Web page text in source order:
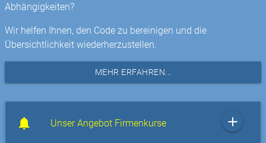
Abhängigkeiten?
Wir helfen Ihnen, den Code zu bereinigen und die
Übersichtlichkeit wiederherzustellen.
MEHR ERFAHREN...
Unser Angebot Firmenkurse add